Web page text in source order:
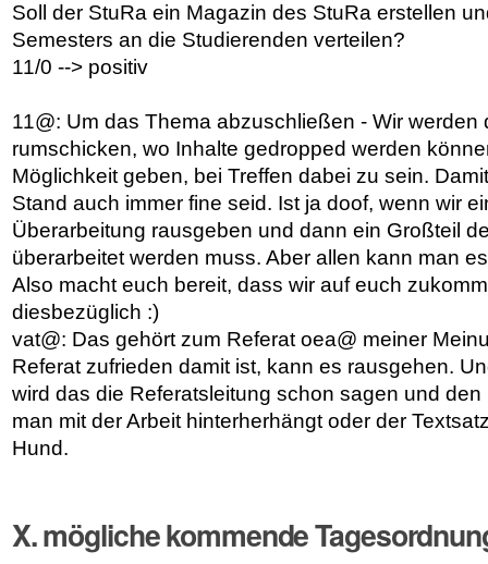
Soll der StuRa ein Magazin des StuRa erstellen
Semesters an die Studierenden verteilen?
11/0 --> positiv
11@: Um das Thema abzuschließen - Wir
rumschicken, wo Inhalte gedropped werden
Möglichkeit geben, bei Treffen dabei zu sein.
Stand auch immer fine seid. Ist ja doof, wenn wir
Überarbeitung rausgeben und dann ein Großteil
überarbeitet werden muss. Aber allen kann man
Also macht euch bereit, dass wir auf euch
diesbezüglich :)
vat@: Das gehört zum Referat oea@ meiner
Referat zufrieden damit ist, kann es rausgehen.
wird das die Referatsleitung schon sagen und
man mit der Arbeit hinterherhängt oder der
Hund.
X. mögliche kommende